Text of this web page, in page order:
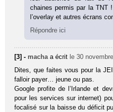
chaines permis par la TNT
l’overlay et autres écrans
Répondre ici
[3] - macha a écrit le 30
Dites, que faites vous pour la
falloir payer… jeune ou pas.
Google profite de l’Irlande et
pour les services sur internet)
focalisé sur la baisse du déficit